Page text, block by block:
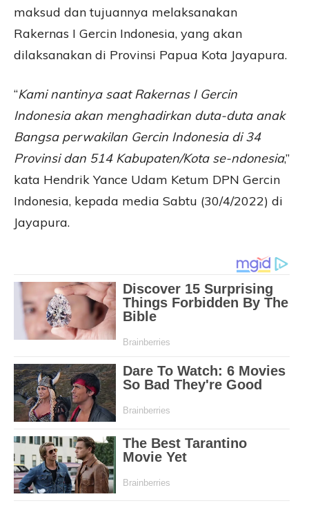
maksud dan tujuannya melaksanakan
Rakernas I Gercin Indonesia, yang akan
dilaksanakan di Provinsi Papua Kota Jayapura.
“Kami nantinya saat Rakernas I Gercin
Indonesia akan menghadirkan duta-duta anak
Bangsa perwakilan Gercin Indonesia di 34
Provinsi dan 514 Kabupaten/Kota se-ndonesia,”
kata Hendrik Yance Udam Ketum DPN Gercin
Indonesia, kepada media Sabtu (30/4/2022) di
Jayapura.